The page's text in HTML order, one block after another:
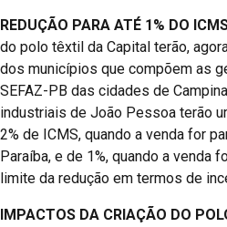
REDUÇÃO PARA ATÉ 1% DO
do polo têxtil da Capital terão,
dos municípios que compõem as
SEFAZ-PB das cidades de
industriais de João Pessoa terão
2% de ICMS, quando a venda for
Paraíba, e de 1%, quando a venda
limite da redução em termos de
IMPACTOS DA CRIAÇÃO DO